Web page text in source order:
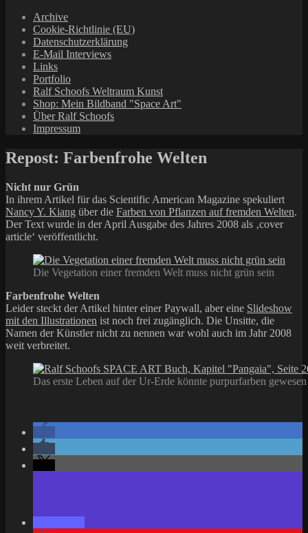
Archive
Cookie-Richtlinie (EU)
Datenschutzerklärung
E-Mail Interviews
Links
Portfolio
Ralf Schoofs Weltraum Kunst
Shop: Mein Bildband "Space Art"
Über Ralf Schoofs
Impressum
Repost: Farbenfrohe Welten
Nicht nur Grün
In ihrem Artikel für das Scientific American Magazine spekuliert
Nancy Y. Kiang über die Farben von Pflanzen auf fremden Welten.
Der Text wurde in der April Ausgabe des Jahres 2008 als ‚cover
article‘ veröffentlicht.
Die Vegetation einer fremden Welt muss nicht grün sein
Farbenfrohe Welten
Leider steckt der Artikel hinter einer Paywall, aber eine Slideshow
mit den Illustrationen ist noch frei zugänglich. Die Unsitte, die
Namen der Künstler nicht zu nennen war wohl auch im Jahr 2008
weit verbreitet.
Das erste Leben auf der Ur-Erde könnte purpurfarben